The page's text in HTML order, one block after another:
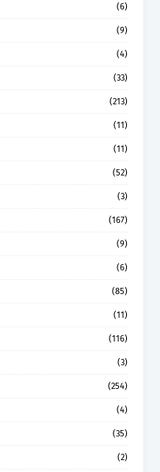
(6)
(9)
(4)
(33)
(213)
(11)
(11)
(52)
(3)
(167)
(9)
(6)
(85)
(11)
(116)
(3)
(254)
(4)
(35)
(2)